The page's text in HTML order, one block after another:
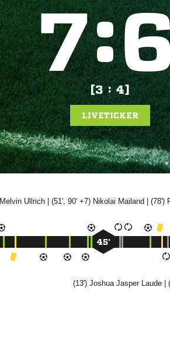
:
[3 : 4]
LIVETICKER
| (51', 90' +7)   | (78')
45’
(13')   |